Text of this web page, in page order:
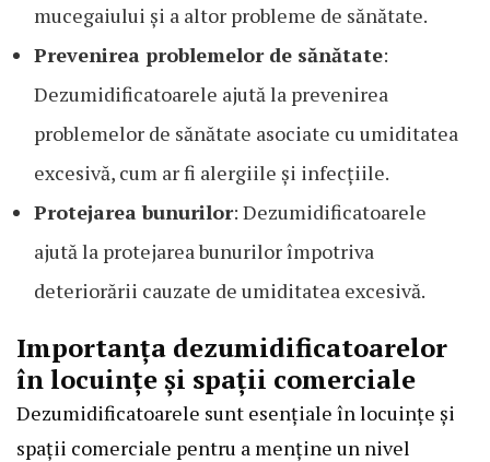
mucegaiului și a altor probleme de sănătate.
Prevenirea problemelor de sănătate:
Dezumidificatoarele ajută la prevenirea
problemelor de sănătate asociate cu umiditatea
excesivă, cum ar fi alergiile și infecțiile.
Protejarea bunurilor: Dezumidificatoarele
ajută la protejarea bunurilor împotriva
deteriorării cauzate de umiditatea excesivă.
Importanța dezumidificatoarelor
în locuințe și spații comerciale
Dezumidificatoarele sunt esențiale în locuințe și
spații comerciale pentru a menține un nivel